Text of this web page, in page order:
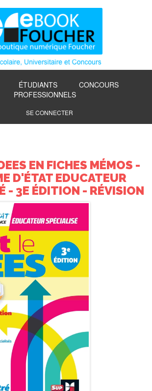
ÉTUDIANTS
CONCOURS
PROFESSIONNELS
SE CONNECTER
EN FICHES MÉMOS -
D'ÉTAT EDUCATEUR
- 3E ÉDITION - RÉVISION